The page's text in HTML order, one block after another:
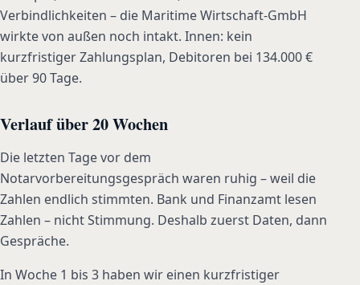
Verbindlichkeiten – die Maritime Wirtschaft-GmbH
wirkte von außen noch intakt. Innen: kein
kurzfristiger Zahlungsplan, Debitoren bei 134.000 €
über 90 Tage.
Verlauf über 20 Wochen
Die letzten Tage vor dem
Notarvorbereitungsgespräch waren ruhig – weil die
Zahlen endlich stimmten. Bank und Finanzamt lesen
Zahlen – nicht Stimmung. Deshalb zuerst Daten, dann
Gespräche.
In Woche 1 bis 3 haben wir einen kurzfristiger